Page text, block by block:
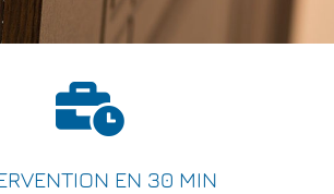
EN 30 MIN